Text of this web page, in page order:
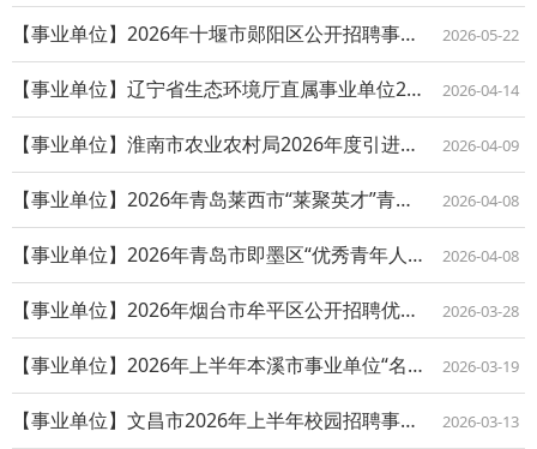
【事业单位】2026年十堰市郧阳区公开招聘事业单位工作人员公告 2026-05-22
【事业单位】辽宁省生态环境厅直属事业单位2026年赴高校现场公开招聘工作人员公告 2026-04-14
【事业单位】淮南市农业农村局2026年度引进急需紧缺人才公告 2026-04-09
【事业单位】2026年青岛莱西市“莱聚英才”青年人才优选公告 2026-04-08
【事业单位】2026年青岛市即墨区“优秀青年人才选育计划（事业单位工作人员）”公... 2026-04-08
【事业单位】2026年烟台市牟平区公开招聘优秀毕业生简章 2026-03-28
【事业单位】2026年上半年本溪市事业单位“名校优生”校园招聘公告 2026-03-19
【事业单位】文昌市2026年上半年校园招聘事业单位工作人员公告（1号） 2026-03-13